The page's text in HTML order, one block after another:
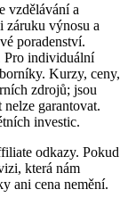
vzdělávání a
záruku výnosu a
poradenství.
Pro individuální
Kurzy, ceny,
zdrojů; jsou
garantovat.
investic.
odkazy. Pokud
která nám
ani cena nemění.